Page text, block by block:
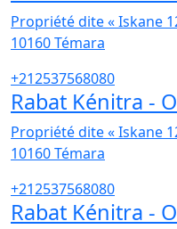
Propriété dite « Iskane
10160Témara
+212537568080
Rabat Kénitra -
Propriété dite « Iskane
10160Témara
+212537568080
Rabat Kénitra -